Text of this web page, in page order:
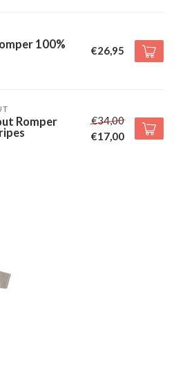
100%
€26,95
Romper
€34,00
€17,00